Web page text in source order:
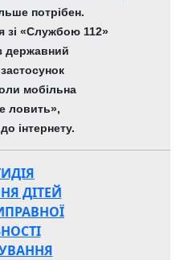
потрібен.
зі «Службою 112»
державний
мобільна
ловить»,
інтернету.
ДІТЕЙ